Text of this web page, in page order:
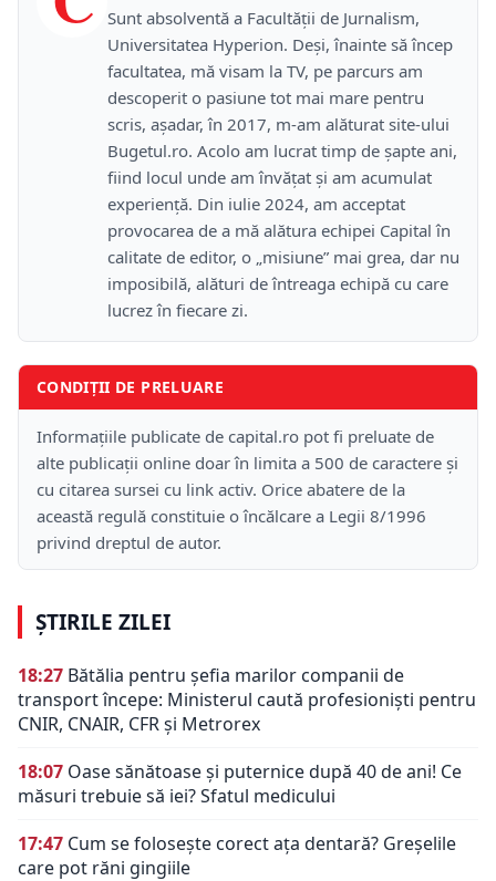
Sunt absolventă a Facultății de Jurnalism,
Universitatea Hyperion. Deși, înainte să încep
facultatea, mă visam la TV, pe parcurs am
descoperit o pasiune tot mai mare pentru
scris, așadar, în 2017, m-am alăturat site-ului
Bugetul.ro. Acolo am lucrat timp de șapte ani,
fiind locul unde am învățat și am acumulat
experiență. Din iulie 2024, am acceptat
provocarea de a mă alătura echipei Capital în
calitate de editor, o „misiune” mai grea, dar nu
imposibilă, alături de întreaga echipă cu care
lucrez în fiecare zi.
CONDIȚII DE PRELUARE
Informațiile publicate de capital.ro pot fi preluate de
alte publicații online doar în limita a 500 de caractere și
cu citarea sursei cu link activ. Orice abatere de la
această regulă constituie o încălcare a Legii 8/1996
privind dreptul de autor.
ȘTIRILE ZILEI
18:27 Bătălia pentru șefia marilor companii de
transport începe: Ministerul caută profesioniști pentru
CNIR, CNAIR, CFR și Metrorex
18:07 Oase sănătoase și puternice după 40 de ani! Ce
măsuri trebuie să iei? Sfatul medicului
17:47 Cum se folosește corect ața dentară? Greșelile
care pot răni gingiile